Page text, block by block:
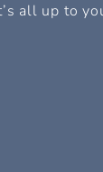
all up to